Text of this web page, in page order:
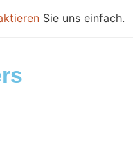
Sie uns einfach.